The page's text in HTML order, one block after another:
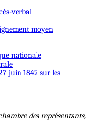
verbal
moyen
nationale
juin 1842 sur les
des représentants,